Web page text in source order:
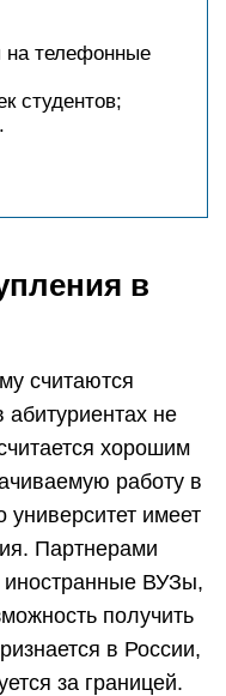
на телефонные
студентов;
в
считаются
не
хорошим
работу в
университет имеет
Партнерами
иностранные ВУЗы,
получить
в России,
за границей.